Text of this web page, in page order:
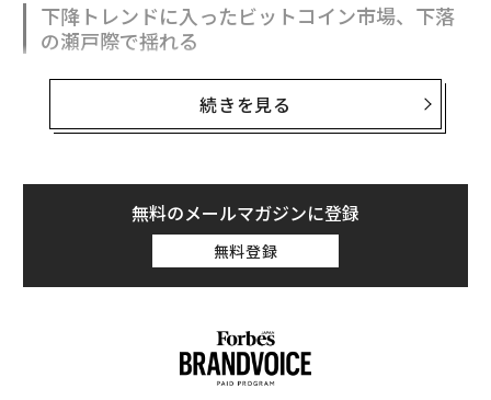
s Modernization Act、ARMA）」と改称する計画を明か
した。この法案には「財政中立的な戦略」によって5年
間で100万ビットコインを購入するという内容が記され
で、ベギッチは「なぜ名称を変更するのかといえば、議
会や国民全体に、私たちが実際に何をしようとしている
のかを理解してもらうことが極めて重要だからだ」と述
べた。「私たちは、本来あるべき姿である準備資産とし
てビットコインが扱われるよう努めている」。
）
下降トレンドに入ったビットコイン市場、下落
の瀬戸際で揺れる
そんな中、アナリストらはビットコインが価格暴落の
「瀬戸際」にあると警告し、ある伝説的なトレーダーは
2008年型のパニックが市場を襲う可能性があると予測し
FxProのチーフマーケットアナリストを務めるアレック
ス・クプツィケビッチは、Eメールでのコメントで「ビ
ットコインは価格急落の瀬戸際にある」と述べた。「強
らに下落すれば、4月上旬から続いていた上昇トレンド
が崩れ、10月から続く弱気相場が終焉するとの期待が打
ち砕かれることになる」。
続きを見る
無料のメールマガジンに登録
無料登録